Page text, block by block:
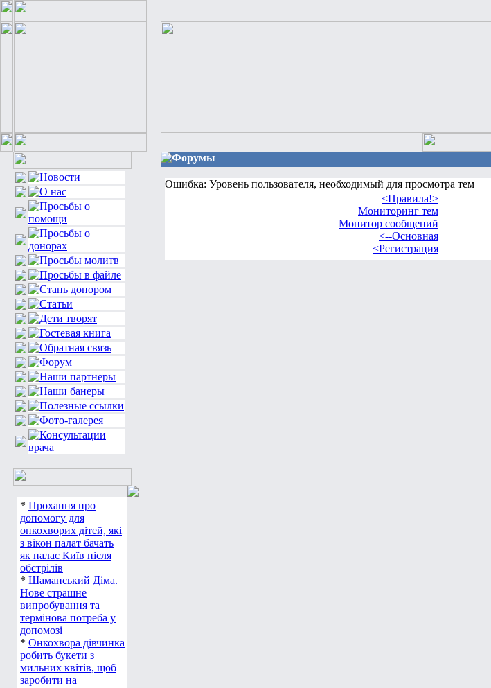
* Прохання про
допомогу для
онкохворих дітей, які
з вікон палат бачать
як палає Київ після
обстрілів
* Шаманський Діма.
Нове страшне
випробування та
термінова потреба у
допомозі
* Онкохвора дівчинка
робить букети з
мильних квітів, щоб
заробити на
Форумы
Ошибка: Уровень пользователя, необходимый для просмотра тем
<Правила!>
Мониторинг тем
Монитор сообщений
<--Основная
<Регистрация